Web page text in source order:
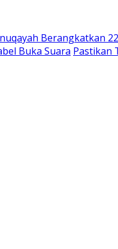
Berangkatkan
Buka Suara Pastikan